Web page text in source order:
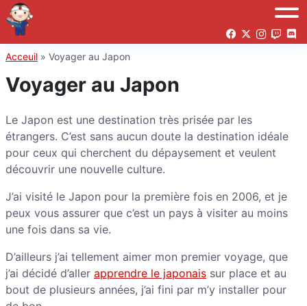
Acceuil » Voyager au Japon
Voyager au Japon
Le Japon est une destination très prisée par les
étrangers. C’est sans aucun doute la destination idéale
pour ceux qui cherchent du dépaysement et veulent
découvrir une nouvelle culture.
J’ai visité le Japon pour la première fois en 2006, et je
peux vous assurer que c’est un pays à visiter au moins
une fois dans sa vie.
D’ailleurs j’ai tellement aimer mon premier voyage, que
j’ai décidé d’aller apprendre le japonais sur place et au
bout de plusieurs années, j’ai fini par m’y installer pour